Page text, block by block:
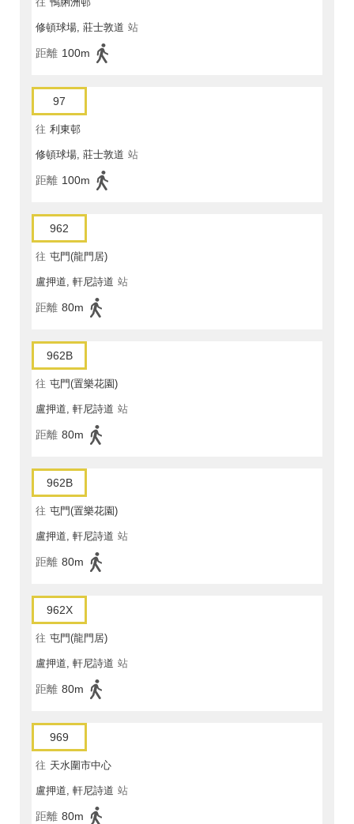
修頓球場, 莊士敦道 站
距離 100m
97
往 利東邨
修頓球場, 莊士敦道 站
距離 100m
962
往 屯門(龍門居)
盧押道, 軒尼詩道 站
距離 80m
962B
往 屯門(置樂花園)
盧押道, 軒尼詩道 站
距離 80m
962B
往 屯門(置樂花園)
盧押道, 軒尼詩道 站
距離 80m
962X
往 屯門(龍門居)
盧押道, 軒尼詩道 站
距離 80m
969
往 天水圍市中心
盧押道, 軒尼詩道 站
距離 80m